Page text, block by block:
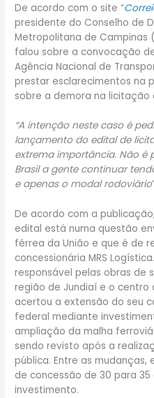
De acordo com o site “
presidente do Conselho de
Metropolitana de Campinas
falou sobre a convocação
Agência Nacional de
prestar esclarecimentos na
sobre a demora na licitação
“A intenção neste caso é
lançamento do edital de
extrema importância. Não é
Brasil a gente continuar
e apenas o modal rodoviário
De acordo com a
edital está numa questão
férrea da União e que é de
concessionária MRS
responsável pelas obras de
região de Jundiaí e o centro
acertou a extensão do seu
federal mediante
ampliação da malha
sendo revisto após a
pública. Entre as
de concessão de 30 para
investimento.